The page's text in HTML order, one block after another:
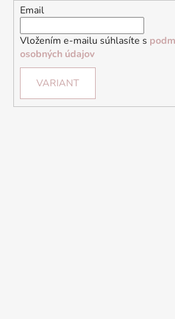
Email
Vložením e-mailu súhlasíte s
osobných údajov
VARIANT